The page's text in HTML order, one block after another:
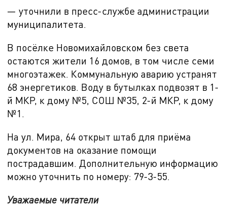
— уточнили в пресс-службе администрации
муниципалитета.
В посёлке Новомихайловском без света
остаются жители 16 домов, в том числе семи
многоэтажек. Коммунальную аварию устранят
68 энергетиков. Воду в бутылках подвозят в 1-
й МКР, к дому №5, СОШ №35, 2-й МКР, к дому
№1.
На ул. Мира, 64 открыт штаб для приёма
документов на оказание помощи
пострадавшим. Дополнительную информацию
можно уточнить по номеру: 79-3-55.
Уважаемые читатели